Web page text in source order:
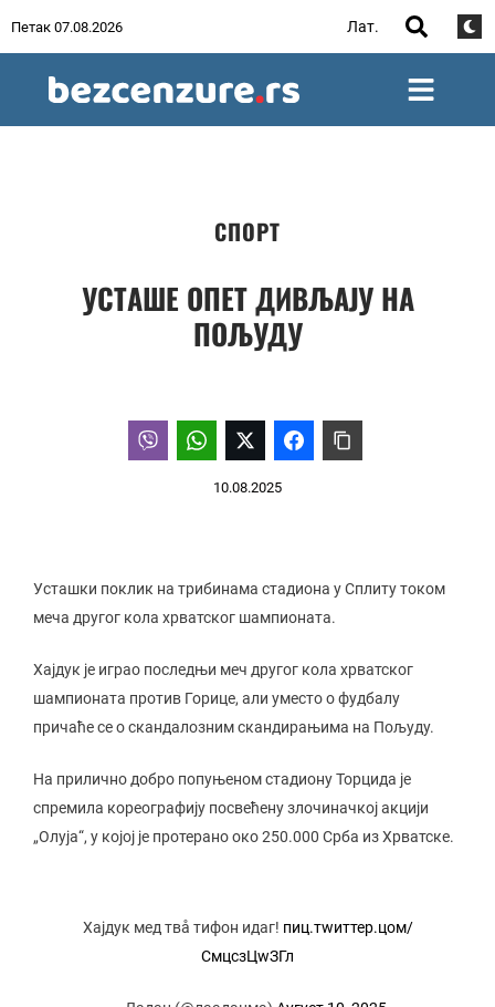
Петак 07.08.2026 Лат.
СПОРТ
УСТАШЕ ОПЕТ ДИВЉАЈУ НА
ПОЉУДУ
10.08.2025
Усташки поклик на трибинама стадиона у Сплиту током
меча другог кола хрватског шампионата.
Хајдук је играо последњи меч другог кола хрватског
шампионата против Горице, али уместо о фудбалу
причаће се о скандалозним скандирањима на Пољуду.
На прилично добро попуњеном стадиону Торцида је
спремила кореографију посвећену злочиначкој акцији
„Олуја“, у којој је протерано око 250.000 Срба из Хрватске.
Хајдук мед твå тифон идаг! пиц.тwиттер.цом/
СмцсзЦwЗГл